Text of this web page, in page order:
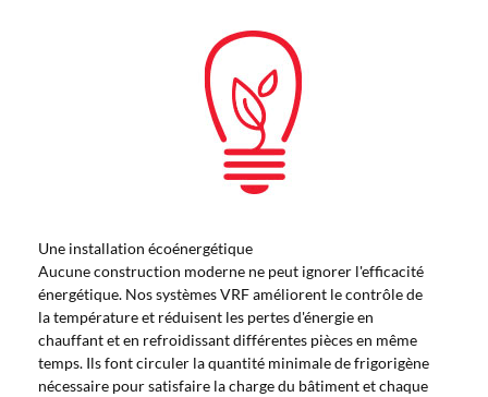
Une installation écoénergétique
Aucune construction moderne ne peut ignorer l'efficacité
énergétique. Nos systèmes VRF améliorent le contrôle de
la température et réduisent les pertes d'énergie en
chauffant et en refroidissant différentes pièces en même
temps. Ils font circuler la quantité minimale de frigorigène
nécessaire pour satisfaire la charge du bâtiment et chaque